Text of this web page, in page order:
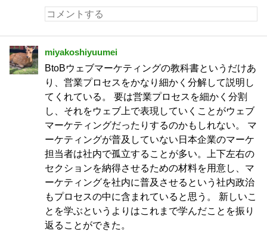
miyakoshiyuumei
BtoBウェブマーケティングの教科書というだけあ
り、営業プロセスをかなり細かく分解して説明し
てくれている。 要は営業プロセスを細かく分割
し、それをウェブ上で表現していくことがウェブ
マーケティングだったりするのかもしれない。 マ
ーケティングが普及していない日本企業のマーケ
担当者は社内で孤立することが多い。上下左右の
セクションを納得させるための材料を用意し、マ
ーケティングを社内に普及させるという社内政治
もプロセスの中に含まれていると思う。 新しいこ
とを学ぶというよりはこれまで学んだことを振り
返ることができた。